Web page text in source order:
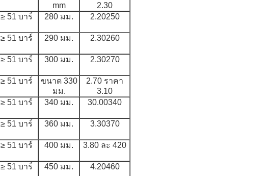
mm
2.30
≥ 51 บาร์ 280 มม. 2.20250
≥ 51 บาร์ 290 มม. 2.30260
≥ 51 บาร์ 300 มม. 2.30270
≥ 51 บาร์
ขนาด 330
มม.
2.70 ราคา
3.10
≥ 51 บาร์ 340 มม. 30.00340
≥ 51 บาร์ 360 มม. 3.30370
≥ 51 บาร์ 400 มม. 3.80 ละ 420
≥ 51 บาร์ 450 มม. 4.20460